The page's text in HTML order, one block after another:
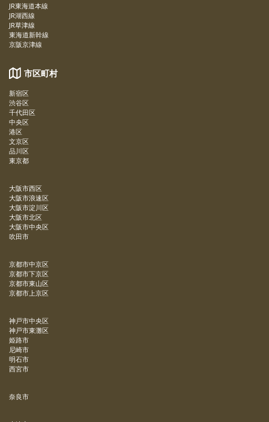
JR東海道本線
JR湖西線
JR草津線
東海道新幹線
京阪京津線
市区町村
新宿区
渋谷区
千代田区
中央区
港区
文京区
品川区
東京都
大阪市西区
大阪市浪速区
大阪市淀川区
大阪市北区
大阪市中央区
吹田市
京都市中京区
京都市下京区
京都市東山区
京都市上京区
神戸市中央区
神戸市東灘区
姫路市
尼崎市
明石市
西宮市
奈良市